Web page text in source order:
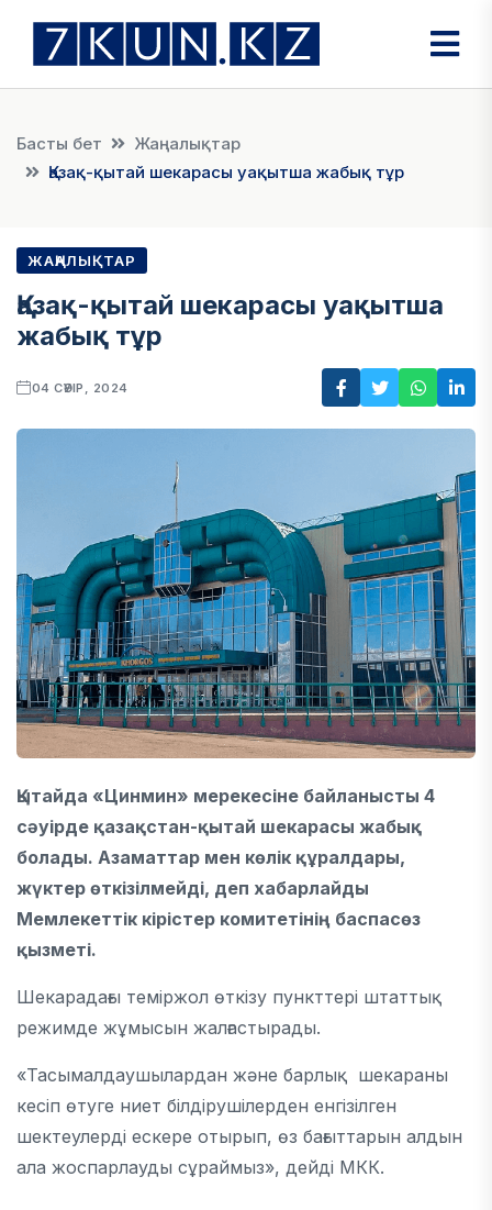
Басты бет
Жаңалықтар
Қазақ-қытай шекарасы уақытша жабық тұр
ЖАҢАЛЫҚТАР
Қазақ-қытай шекарасы уақытша
жабық тұр
04 СӘУІР, 2024
Қытайда «Цинмин» мерекесіне байланысты 4
сәуірде қазақстан-қытай шекарасы жабық
болады. Азаматтар мен көлік құралдары,
жүктер өткізілмейді, деп хабарлайды
Мемлекеттік кірістер комитетінің баспасөз
қызметі.
Шекарадағы теміржол өткізу пункттері штаттық
режимде жұмысын жалғастырады.
«Тасымалдаушылардан және барлық шекараны
кесіп өтуге ниет білдірушілерден енгізілген
шектеулерді ескере отырып, өз бағыттарын алдын
ала жоспарлауды сұраймыз», дейді МКК.